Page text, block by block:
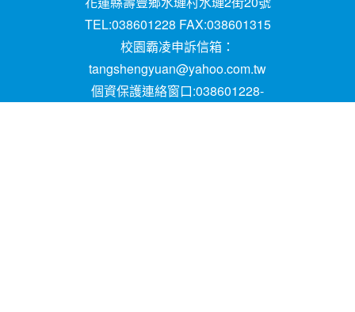
TEL:038601228 FAX:038601315
校園霸凌申訴信箱：
tangshengyuan@yahoo.com.tw
個資保護連絡窗口:038601228-